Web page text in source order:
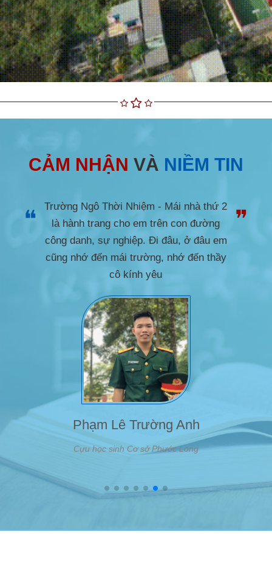
CẢM NHẬN VÀ NIỀM TIN
❝
Trường Ngô Thời Nhiệm - Mái nhà thứ 2
là hành trang cho em trên con đường
công danh, sự nghiệp. Đi đâu, ở đâu em
cũng nhớ đến mái trường, nhớ đến thầy
cô kính yêu
❞
Phạm Lê Trường Anh
Cựu học sinh Cơ sở Phước Long